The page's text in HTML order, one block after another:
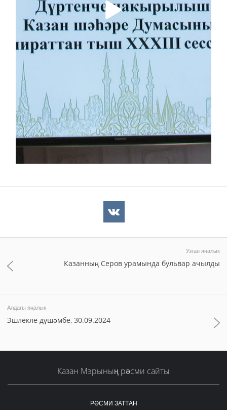
Узган яңалык
Казанның Серов урамында бульвар ачылды
Алдагы яңалык
Эшлекле дүшәмбе, 30.09.2024
Казан Мэрының рәсми сайты
РӘСМИ ЗАТТАН